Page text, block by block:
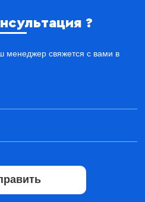
?
менеджер свяжется с вами в